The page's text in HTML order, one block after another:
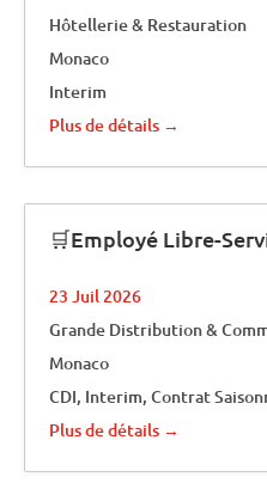
Hôtellerie & Restauration
Monaco
Interim
Plus de détails
🛒Employé Libre-
23 Juil 2026
Grande Distribution &
Monaco
CDI Interim Contrat
Plus de détails